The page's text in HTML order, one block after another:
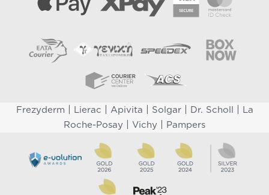
Frezyderm Lierac Apivita Solgar| Dr. Scholl
La
Roche-Posay
Vichy Pampers